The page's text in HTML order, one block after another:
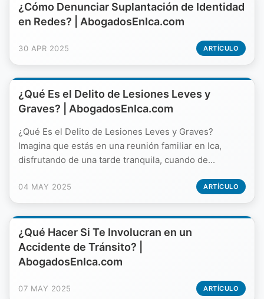
¿Cómo Denunciar Suplantación de Identidad
en Redes? | AbogadosEnIca.com
30 APR 2025 ARTÍCULO
¿Qué Es el Delito de Lesiones Leves y
Graves? | AbogadosEnIca.com
¿Qué Es el Delito de Lesiones Leves y Graves?
Imagina que estás en una reunión familiar en Ica,
disfrutando de una tarde tranquila, cuando de...
04 MAY 2025 ARTÍCULO
¿Qué Hacer Si Te Involucran en un
Accidente de Tránsito? |
AbogadosEnIca.com
07 MAY 2025 ARTÍCULO